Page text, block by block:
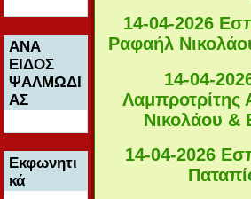
ΑΝΑ
ΕΙΔΟΣ
ΨΑΛΜΩΔΙ
ΑΣ
Εκφωνητι
κά
14-04-2026
Ραφαήλ
14-04-
Λαμπροτρίτης
Νικολάου &
14-04-2026